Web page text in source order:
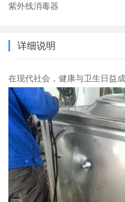
紫外线消毒器
详细说明
在现代社会，健康与卫生日益